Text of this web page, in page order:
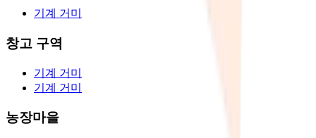
기계 거미
창고 구역
기계 거미
기계 거미
농장마을